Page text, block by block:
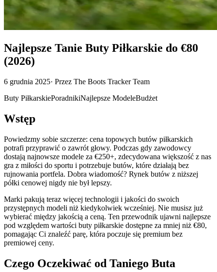
Najlepsze Tanie Buty Piłkarskie do €80
(2026)
6 grudnia 2025· Przez The Boots Tracker Team
Buty PiłkarskiePoradnikiNajlepsze ModeleBudżet
Wstęp
Powiedzmy sobie szczerze: cena topowych butów piłkarskich
potrafi przyprawić o zawrót głowy. Podczas gdy zawodowcy
dostają najnowsze modele za €250+, zdecydowana większość z nas
gra z miłości do sportu i potrzebuje butów, które działają bez
rujnowania portfela. Dobra wiadomość? Rynek butów z niższej
półki cenowej nigdy nie był lepszy.
Marki pakują teraz więcej technologii i jakości do swoich
przystępnych modeli niż kiedykolwiek wcześniej. Nie musisz już
wybierać między jakością a ceną. Ten przewodnik ujawni najlepsze
pod względem wartości buty piłkarskie dostępne za mniej niż €80,
pomagając Ci znaleźć parę, która poczuje się premium bez
premiowej ceny.
Czego Oczekiwać od Taniego Buta